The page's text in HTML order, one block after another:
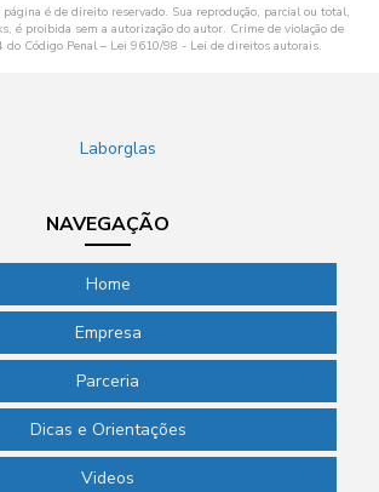
é de direito reservado. Sua reprodução, parcial ou total,
é proibida sem a autorização do autor. Crime de violação de
Código Penal – Lei 9610/98 - Lei de direitos autorais.
NAVEGAÇÃO
Home
Empresa
Parceria
Dicas e Orientações
Videos